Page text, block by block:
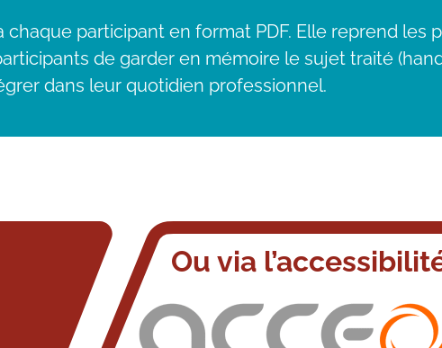
participant en format PDF. Elle reprend les
de garder en mémoire le sujet traité
dans leur quotidien professionnel.
Ou via